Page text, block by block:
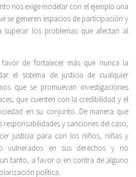
nos exige modelar con el ejemplo una
se generen espacios de participación y
superar los problemas que afectan al
favor de fortalecer más que nunca la
el sistema de justicia de cualquier
que se promuevan investigaciones
que cuenten con la credibilidad y el
en su conjunto. De manera que
y sanciones del caso,
justicia para con los niños, niñas y
vulnerados en sus derechos y no
un tanto, a favor o en contra de alguno
política.